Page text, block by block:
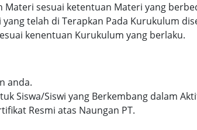
sesuai ketentuan Materi yang
telah di Terapkan Pada Kurukulum
kenentuan Kurukulum yang berlaku.
anda.
Siswa/Siswi yang Berkembang dalam
Resmi atas Naungan PT.